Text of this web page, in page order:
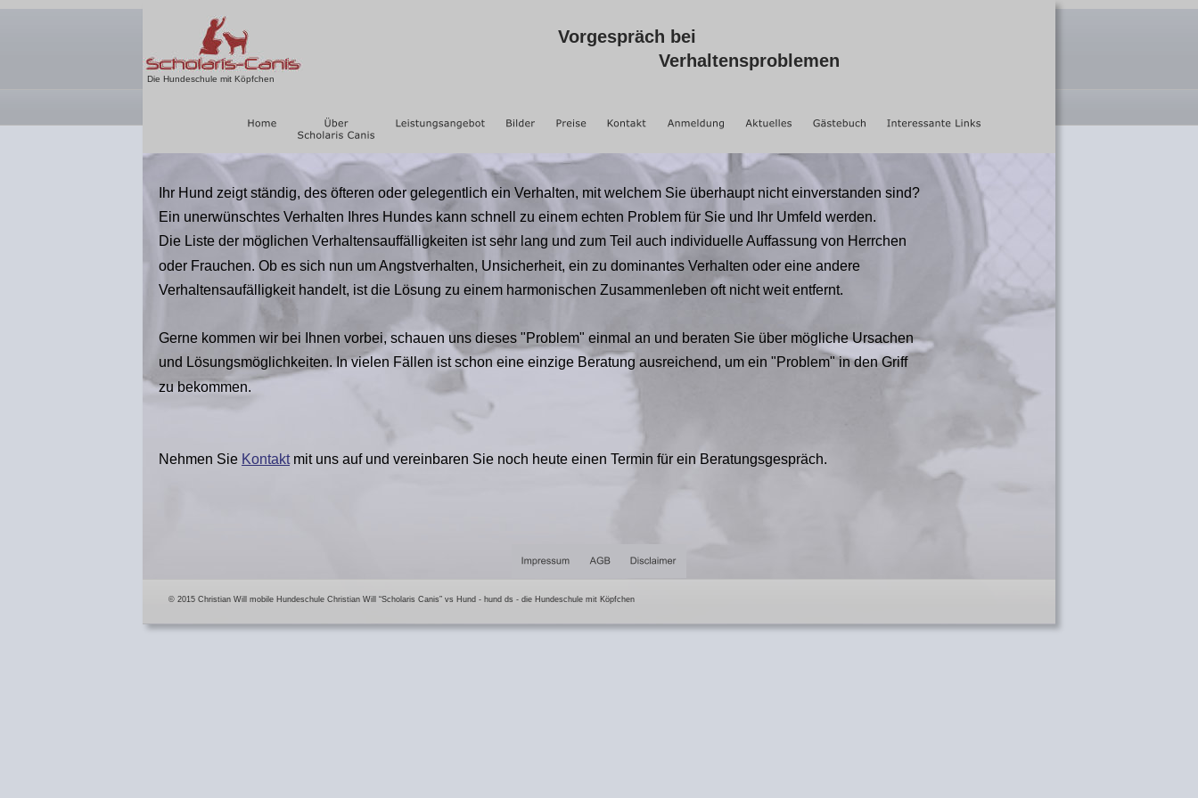
Die Hundeschule mit Köpfchen
Vorgespräch bei
Verhaltensproblemen
Ihr Hund zeigt ständig, des öfteren oder gelegentlich ein Verhalten, mit welchem Sie überhaupt nicht einverstanden sind?
Ein unerwünschtes Verhalten Ihres Hundes kann schnell zu einem echten Problem für Sie und Ihr Umfeld werden.
Die Liste der möglichen Verhaltensauffälligkeiten ist sehr lang und zum Teil auch individuelle Auffassung von Herrchen
oder Frauchen. Ob es sich nun um Angstverhalten, Unsicherheit, ein zu dominantes Verhalten oder eine andere
Verhaltensaufälligkeit handelt, ist die Lösung zu einem harmonischen Zusammenleben oft nicht weit entfernt.
Gerne kommen wir bei Ihnen vorbei, schauen uns dieses "Problem" einmal an und beraten Sie über mögliche Ursachen
und Lösungsmöglichkeiten. In vielen Fällen ist schon eine einzige Beratung ausreichend, um ein "Problem" in den Griff
zu bekommen.
Nehmen Sie Kontakt mit uns auf und vereinbaren Sie noch heute einen Termin für ein Beratungsgespräch.
© 2015 Christian Will mobile Hundeschule Christian Will “Scholaris Canis” vs Hund - hund ds - die Hundeschule mit Köpfchen